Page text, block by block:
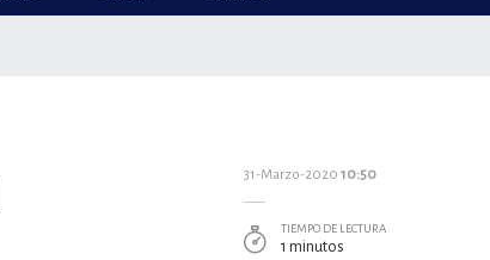
31-Marzo-2020 10:50
TIEMPO DE LECTURA
1 minutos